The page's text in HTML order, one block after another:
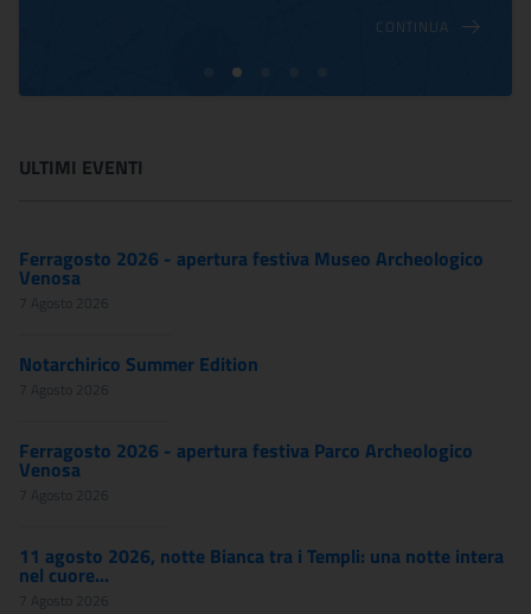
CONTINUA
ULTIMI EVENTI
Ferragosto 2026 - apertura festiva Museo Archeologico
Venosa
7 Agosto 2026
Notarchirico Summer Edition
7 Agosto 2026
Ferragosto 2026 - apertura festiva Parco Archeologico
Venosa
7 Agosto 2026
11 agosto 2026, notte Bianca tra i Templi: una notte intera
nel cuore...
7 Agosto 2026